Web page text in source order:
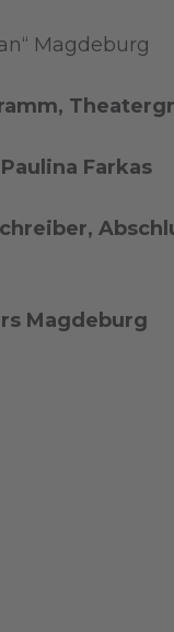
Magdeburg
Farkas
Magdeburg